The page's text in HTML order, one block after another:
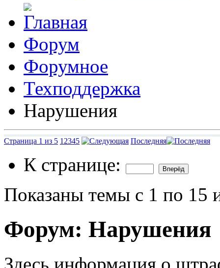
Форум
Форумное
Техподдержка
Нарушения
Страница 1 из 5 1 2345 Последняя
К странице:
Показаны темы с 1 по 15
Форум: Нарушения